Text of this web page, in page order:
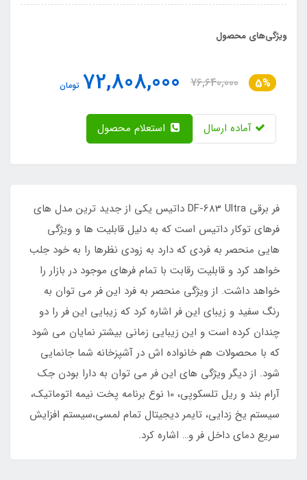
ویژگی‌های محصول
5%
76,640,000
72,808,000 تومان
آماده ارسال
فر برقی DF-683 Ultra داتیس یکی از جدید ترین مدل های
فرهای توکار داتیس است که به دلیل قابلیت ها و ویژگی
هایی منحصر به فردی که دارد به زودی نظرها را به خود جلب
خواهد کرد و قابلیت رقابت با تمام فرهای موجود در بازار را
خواهد داشت. از ویژگی منحصر به فرد این فر می توان به
رنگ سفید و زیبای این فر اشاره کرد که زیبایی این فر را دو
چندان کرده است و این زیبایی زمانی بیشتر نمایان می شود
که با محصولات هم خانواده اش در آشپزخانه شما جانمایی
شود. از دیگر ویژگی های این فر می توان به دارا بودن جک
آرام بند و ریل تلسکوپی، 10 نوع برنامه پخت نیمه اتوماتیک،
سیستم یخ زدایی، تایمر دیجیتال تمام لمسی،سیستم افزایش
سریع دمای داخل فر و… اشاره کرد.